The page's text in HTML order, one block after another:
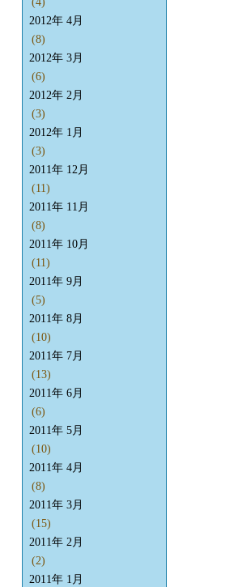
2012年 4月
(8)
2012年 3月
(6)
2012年 2月
(3)
2012年 1月
(3)
2011年 12月
(11)
2011年 11月
(8)
2011年 10月
(11)
2011年 9月
(5)
2011年 8月
(10)
2011年 7月
(13)
2011年 6月
(6)
2011年 5月
(10)
2011年 4月
(8)
2011年 3月
(15)
2011年 2月
(2)
2011年 1月